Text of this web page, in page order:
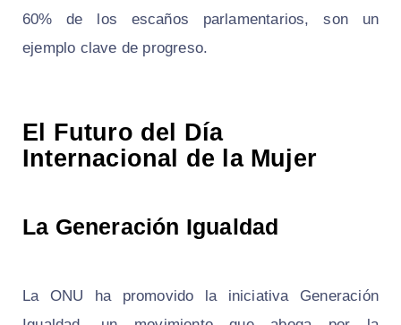
60% de los escaños parlamentarios, son un
ejemplo clave de progreso.
El Futuro del Día
Internacional de la Mujer
La Generación Igualdad
La ONU ha promovido la iniciativa Generación